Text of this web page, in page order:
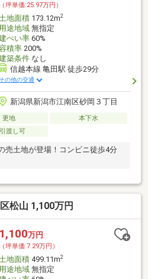
（坪単価:25.97万円）
地面積173.12m2
用途地域無指定
ぺい率60%
積率200%
築条件なし
信越本線 亀田駅 徒歩29分
その他の交通
新潟県新潟市江南区砂岡３丁目
更地
本下水
渡し可
売土地が登場！コンビニ徒歩4分
松山 1,100万円
1,100万円
（坪単価:7.29万円）
地面積499.11m2
用途地域無指定